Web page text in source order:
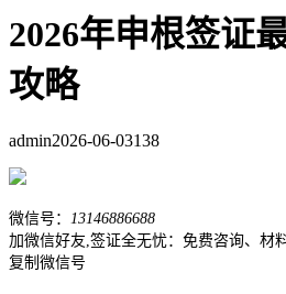
2026年申根签证
攻略
admin2026-06-03138
微信号：
13146886688
加微信好友,签证全无忧：免费咨询、材
复制微信号